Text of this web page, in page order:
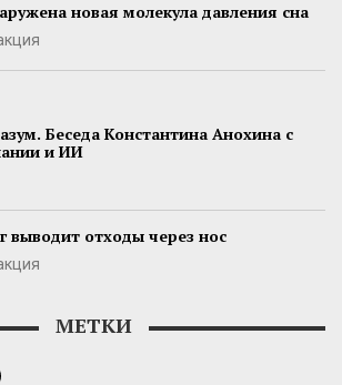
новая молекула давления сна
Беседа Константина Анохина с
и ИИ
выводит отходы через нос
МЕТКИ